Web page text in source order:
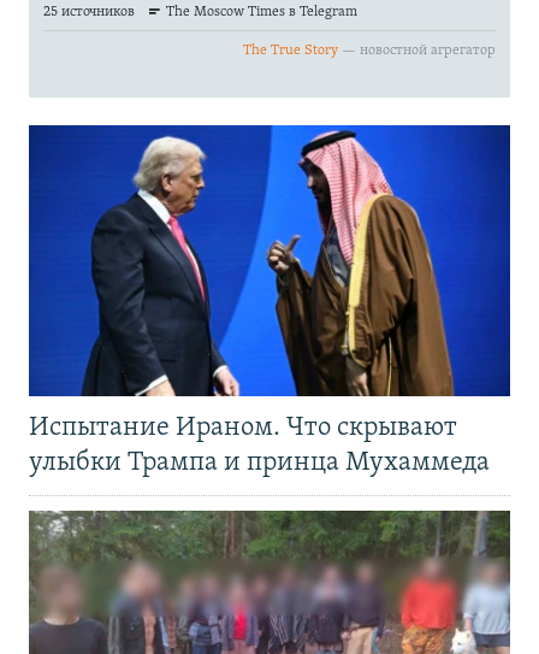
Испытание Ираном. Что скрывают
улыбки Трампа и принца Мухаммеда